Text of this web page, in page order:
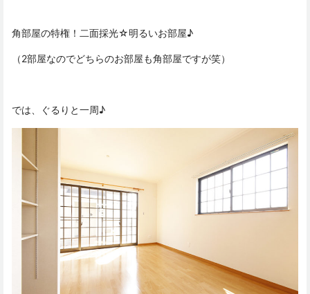
角部屋の特権！二面採光☆明るいお部屋♪
（2部屋なのでどちらのお部屋も角部屋ですが笑）
では、ぐるりと一周♪